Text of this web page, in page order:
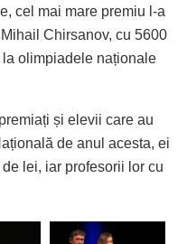
cel mai mare premiu l-a
Chirsanov, cu 5600
olimpiadele naționale
și elevii care au
de anul acesta, ei
lei, iar profesorii lor cu